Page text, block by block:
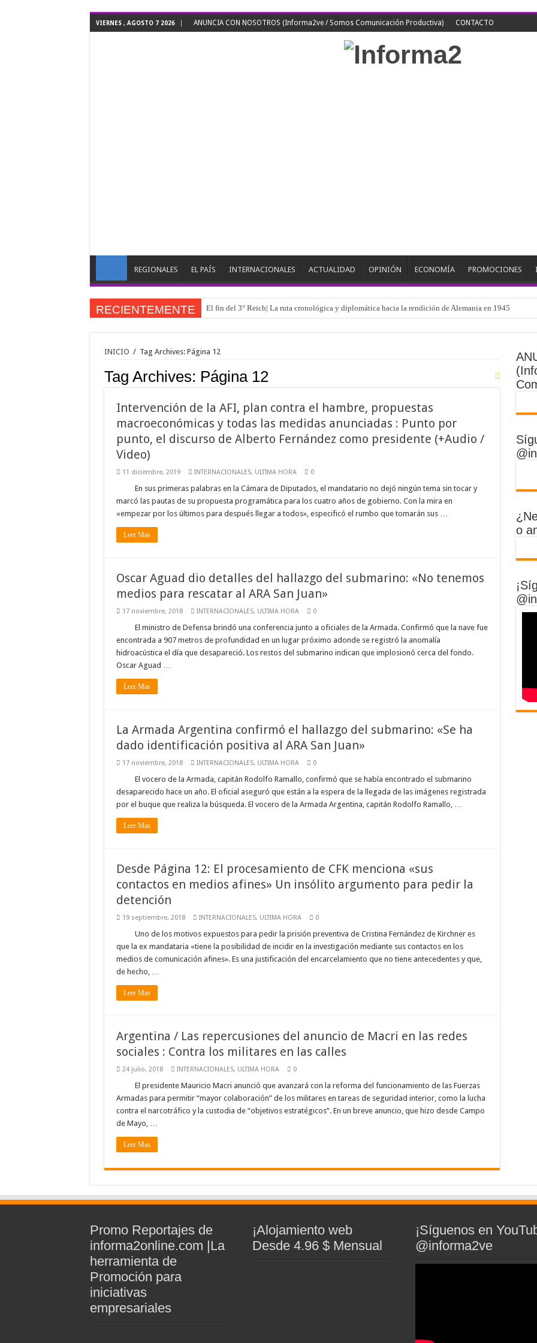
VIERNES , AGOSTO 7 2026 ANUNCIA CON NOSOTROS (Informa2ve / Somos Comunicación Productiva) CONTACTO
REGIONALES EL PAÍS INTERNACIONALES ACTUALIDAD OPINIÓN ECONOMÍA PROMOCIONES
RECIENTEMENTE El fin del 3° Reich| La ruta cronológica y diplomática hacia la rendición de Alemania en 1945
Cámara Inmobiliaria de Venezuela propone fondo bursátil ante la Bolsa de Valores de Caracas para
Mientras Barrett y especialistas efectuaron evaluaciones técnicas | Marco Rubio y Donald Trump
La contienda oculta del Caribe | El día en que la Segunda Guerra Mundial tocó las costas venezolanas
#NoticiasDeLaHistoria| Stalingrado: la batalla que cambió el rumbo de la 2°da G.M. y selló el declive
Acusa presunta injerencia extranjera | Trump desclasifica documentos de inteligencia y denuncia
«Operación Husky: Conoce los comandantes aliados que planificaron y ejecutaron la fractura del
INICIO / Tag Archives: Página 12
Tag Archives: Página 12
Intervención de la AFI, plan contra el hambre, propuestas
macroeconómicas y todas las medidas anunciadas : Punto por
punto, el discurso de Alberto Fernández como presidente (+Audio /
Video)
11 diciembre, 2019 INTERNACIONALES, ULTIMA HORA 0
En sus primeras palabras en la Cámara de Diputados, el mandatario no dejó ningún tema sin tocar y
marcó las pautas de su propuesta programática para los cuatro años de gobierno. Con la mira en
«empezar por los últimos para después llegar a todos», especificó el rumbo que tomarán sus …
Leer Mas
Oscar Aguad dio detalles del hallazgo del submarino: «No tenemos
medios para rescatar al ARA San Juan»
17 noviembre, 2018 INTERNACIONALES, ULTIMA HORA 0
El ministro de Defensa brindó una conferencia junto a oficiales de la Armada. Confirmó que la nave fue
encontrada a 907 metros de profundidad en un lugar próximo adonde se registró la anomalía
hidroacústica el día que desapareció. Los restos del submarino indican que implosionó cerca del fondo.
Oscar Aguad …
Leer Mas
La Armada Argentina confirmó el hallazgo del submarino: «Se ha
dado identificación positiva al ARA San Juan»
17 noviembre, 2018 INTERNACIONALES, ULTIMA HORA 0
El vocero de la Armada, capitán Rodolfo Ramallo, confirmó que se había encontrado el submarino
desaparecido hace un año. El oficial aseguró que están a la espera de la llegada de las imágenes registrada
por el buque que realiza la búsqueda. El vocero de la Armada Argentina, capitán Rodolfo Ramallo, …
Leer Mas
Desde Página 12: El procesamiento de CFK menciona «sus
contactos en medios afines» Un insólito argumento para pedir la
detención
19 septiembre, 2018 INTERNACIONALES, ULTIMA HORA 0
Uno de los motivos expuestos para pedir la prisión preventiva de Cristina Fernández de Kirchner es
que la ex mandataria «tiene la posibilidad de incidir en la investigación mediante sus contactos en los
medios de comunicación afines». Es una justificación del encarcelamiento que no tiene antecedentes y que,
de hecho, …
Leer Mas
Argentina / Las repercusiones del anuncio de Macri en las redes
sociales : Contra los militares en las calles
24 julio, 2018 INTERNACIONALES, ULTIMA HORA 0
El presidente Mauricio Macri anunció que avanzará con la reforma del funcionamiento de las Fuerzas
Armadas para permitir “mayor colaboración” de los militares en tareas de seguridad interior, como la lucha
contra el narcotráfico y la custodia de “objetivos estratégicos”. En un breve anuncio, que hizo desde Campo
de Mayo, …
Leer Mas
o
Promo Reportajes de
informa2online.com |La
herramienta de
Promoción para
iniciativas
empresariales
¡Alojamiento web
Desde 4.96 $ Mensual
¡Síguenos en
@informa2ve